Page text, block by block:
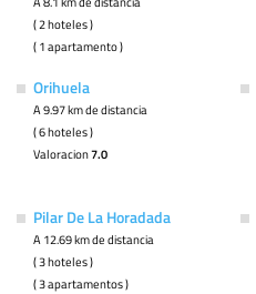
( 2 hoteles )
( 1 apartamento )
Orihuela
A 9.97 km de distancia
( 6 hoteles )
Valoracion7.0
Pilar De La Horadada
A 12.69 km de distancia
( 3 hoteles )
( 3 apartamentos )